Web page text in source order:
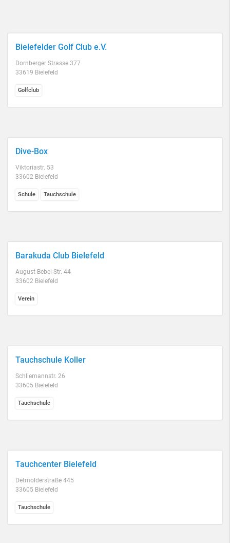
Bielefelder Golf Club e.V.
Dornberger Strasse 377
33619 Bielefeld
Golfclub
Dive-Box
Viktoriastr. 53
33602 Bielefeld
Schule Tauchschule
Barakuda Club Bielefeld
August-Bebel-Str. 44
33602 Bielefeld
Verein
Tauchschule Koller
Schliemannstr. 26
33605 Bielefeld
Tauchschule
Tauchcenter Bielefeld
Detmolderstraße 445
33605 Bielefeld
Tauchschule